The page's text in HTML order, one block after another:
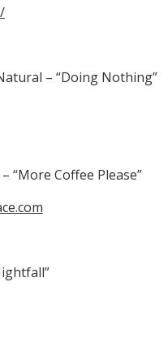
– “Doing Nothing”
“More Coffee Please”